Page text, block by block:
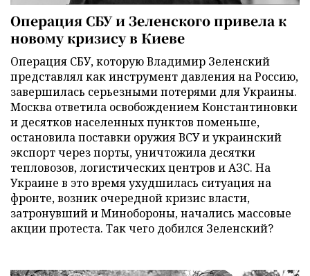
Операция СБУ и Зеленского привела к
новому кризису в Киеве
Операция СБУ, которую Владимир Зеленский
представлял как инструмент давления на Россию,
завершилась серьезными потерями для Украины.
Москва ответила освобождением Константиновки
и десятков населенных пунктов поменьше,
остановила поставки оружия ВСУ и украинский
экспорт через порты, уничтожила десятки
тепловозов, логистических центров и АЗС. На
Украине в это время ухудшилась ситуация на
фронте, возник очередной кризис власти,
затронувший и Минобороны, начались массовые
акции протеста. Так чего добился Зеленский?